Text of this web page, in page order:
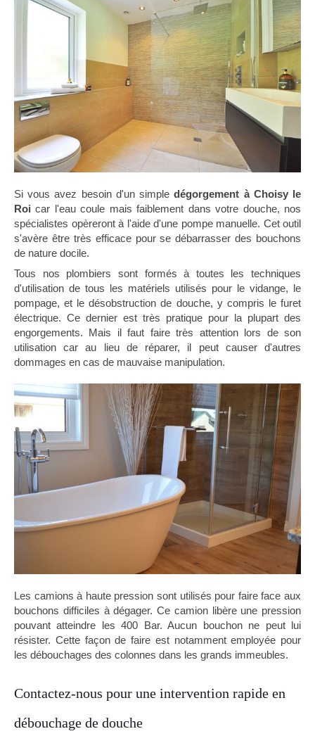
Si vous avez besoin d'un simpledégorgement à Choisy le
Roi car l'eau coule mais faiblement dans votre douche, nos
spécialistes opèreront à l'aide d'une pompe manuelle. Cet outil
s'avère être très efficace pour se débarrasser des bouchons
de nature docile.
Tous nos plombiers sont formés à toutes les techniques
d'utilisation de tous les matériels utilisés pour le vidange, le
pompage, et le désobstruction de douche, y compris le furet
électrique. Ce dernier est très pratique pour la plupart des
engorgements. Mais il faut faire très attention lors de son
utilisation car au lieu de réparer, il peut causer d'autres
dommages en cas de mauvaise manipulation.
Les camions à haute pression sont utilisés pour faire face aux
bouchons difficiles à dégager. Ce camion libère une pression
pouvant atteindre les 400 Bar. Aucun bouchon ne peut lui
résister. Cette façon de faire est notamment employée pour
les débouchages des colonnes dans les grands immeubles.
Contactez-nous pour une intervention rapide en
débouchage de douche